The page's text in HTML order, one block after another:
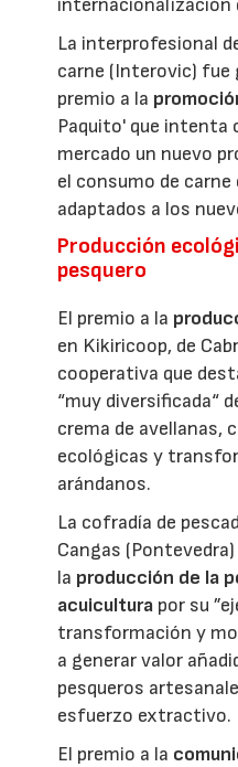
internacionalización
La interprofesional
carne (Interovic) fue
premio a la
Paquito' que intenta
mercado un nuevo
el consumo de
adaptados a los
Producción
pesquero
El premio a la
en Kikiricoop, de
cooperativa que
“muy diversificada“
crema de avellanas,
ecológicas y
arándanos.
La cofradía de
Cangas
la producción de la
acuicultura por su
transformación y
a generar valor
pesqueros
esfuerzo extractivo.
El premio a la